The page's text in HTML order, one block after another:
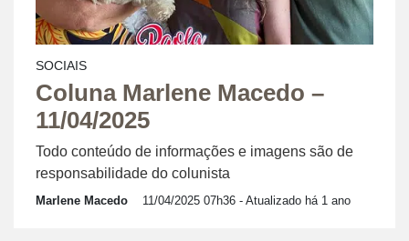
SOCIAIS
Coluna Marlene Macedo –
11/04/2025
Todo conteúdo de informações e imagens são de
responsabilidade do colunista
Marlene Macedo 11/04/2025 07h36 - Atualizado há 1 ano